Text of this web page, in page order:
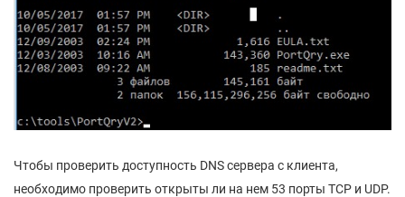
Чтобы проверить доступность DNS сервера с клиента,
необходимо проверить открыты ли на нем 53 порты TCP и UDP.